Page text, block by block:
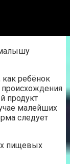
как ребёнок
продукт
малейших
следует
пищевых